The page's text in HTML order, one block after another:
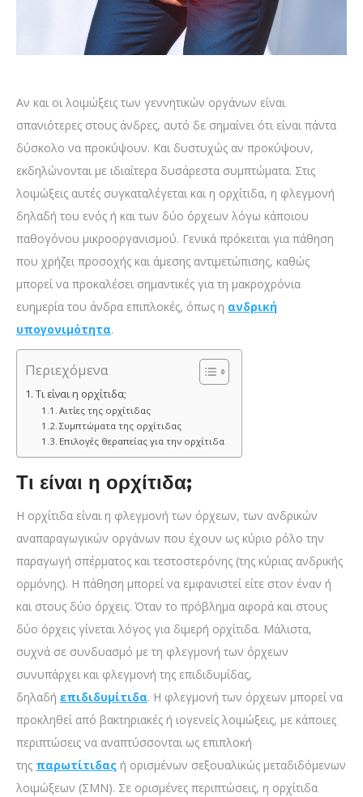
Αν και οι λοιμώξεις των γεννητικών οργάνων είναι
σπανιότερες στους άνδρες, αυτό δε σημαίνει ότι είναι πάντα
δύσκολο να προκύψουν. Και δυστυχώς αν προκύψουν,
εκδηλώνονται με ιδιαίτερα δυσάρεστα συμπτώματα. Στις
λοιμώξεις αυτές συγκαταλέγεται και η ορχίτιδα, η φλεγμονή
δηλαδή του ενός ή και των δύο όρχεων λόγω κάποιου
παθογόνου μικροοργανισμού. Γενικά πρόκειται για πάθηση
που χρήζει προσοχής και άμεσης αντιμετώπισης, καθώς
μπορεί να προκαλέσει σημαντικές για τη μακροχρόνια
ευημερία του άνδρα επιπλοκές, όπως η ανδρική
υπογονιμότητα.
Περιεχόμενα
Τι είναι η ορχίτιδα;
Αιτίες της ορχίτιδας
Συμπτώματα της ορχίτιδας
Επιλογές θεραπείας για την ορχίτιδα
Τι είναι η ορχίτιδα;
Η ορχίτιδα είναι η φλεγμονή των όρχεων, των ανδρικών
αναπαραγωγικών οργάνων που έχουν ως κύριο ρόλο την
παραγωγή σπέρματος και τεστοστερόνης (της κύριας ανδρικής
ορμόνης). Η πάθηση μπορεί να εμφανιστεί είτε στον έναν ή
και στους δύο όρχεις. Όταν το πρόβλημα αφορά και στους
δύο όρχεις γίνεται λόγος για διμερή ορχίτιδα. Μάλιστα,
συχνά σε συνδυασμό με τη φλεγμονή των όρχεων
συνυπάρχει και φλεγμονή της επιδιδυμίδας,
δηλαδή επιδιδυμίτιδα. Η φλεγμονή των όρχεων μπορεί να
προκληθεί από βακτηριακές ή ιογενείς λοιμώξεις, με κάποιες
περιπτώσεις να αναπτύσσονται ως επιπλοκή
της παρωτίτιδας ή ορισμένων σεξουαλικώς μεταδιδόμενων
λοιμώξεων (ΣΜΝ). Σε ορισμένες περιπτώσεις, η ορχίτιδα